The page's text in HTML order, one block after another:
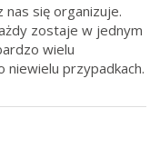
nas się organizuje.
zostaje w jednym
wielu
niewielu przypadkach.